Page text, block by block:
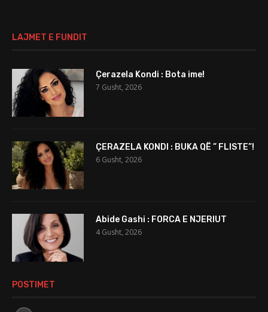
LAJMET E FUNDIT
Çerazela Kondi : Bota ime!
7 Gusht, 2026
ÇERAZELA KONDI : BUKA QË ” FLISTE”!
6 Gusht, 2026
Abide Gashi : FORCA E NJERIUT
4 Gusht, 2026
POSTIMET